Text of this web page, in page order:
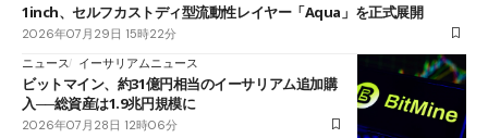
1inch、セルフカストディ型流動性レイヤー「Aqua」を正式展開
2026年07月29日 15時22分
ニュース
イーサリアムニュース
ビットマイン、約31億円相当のイーサリアム追加購
入──総資産は1.9兆円規模に
2026年07月28日 12時06分